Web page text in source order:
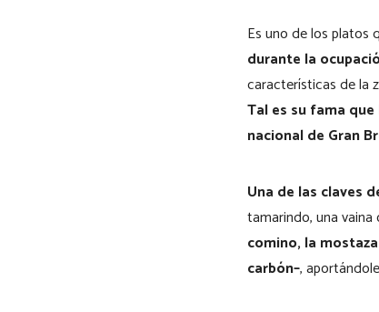
Es uno de los platos
durante la
características de la
Tal es su fama
nacional de Gran
Una de las claves
tamarindo, una vaina
comino, la
carbón–,